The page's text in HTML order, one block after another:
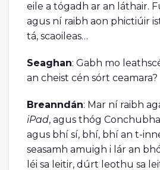
eile a tógadh ar an láthair.
agus ní raibh aon phictiúir
tá, scaoileas…
Seaghan: Gabh mo
an cheist cén sórt ceamara?
Breanndán: Mar ní raibh
iPad, agus thóg
agus bhí sí, bhí, bhí an t-
seasamh amuigh i lár an
léi sa leitir, dúrt leothu sa